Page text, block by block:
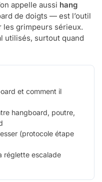
appelle aussi hang
de doigts — est l’outil
les grimpeurs sérieux.
utilisés, surtout quand
et comment il
hangboard, poutre,
(protocole étape
réglette escalade